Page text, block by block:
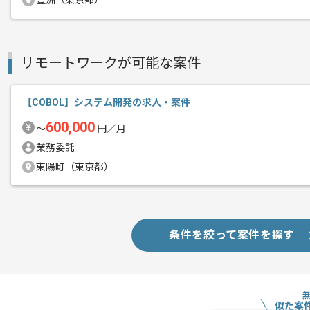
リモートワークが可能な案件
【COBOL】システム開発の求人・案件
〜600,000 円／月
業務委託
東陽町（東京都）
条件を絞って案件を探す
似た案